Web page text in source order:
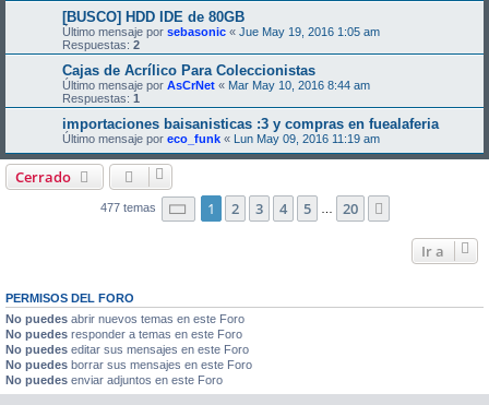
[BUSCO] HDD IDE de 80GB
Último mensaje por sebasonic « Jue May 19, 2016 1:05 am
Respuestas: 2
Cajas de Acrílico Para Coleccionistas
Último mensaje por AsCrNet « Mar May 10, 2016 8:44 am
Respuestas: 1
importaciones baisanisticas :3 y compras en fuealaferia
Último mensaje por eco_funk « Lun May 09, 2016 11:19 am
Cerrado
477 temas Página de 20
1 2 3 4 5 20
Ir a
PERMISOS DEL FORO
No puedes abrir nuevos temas en este Foro
No puedes responder a temas en este Foro
No puedes editar sus mensajes en este Foro
No puedes borrar sus mensajes en este Foro
No puedes enviar adjuntos en este Foro